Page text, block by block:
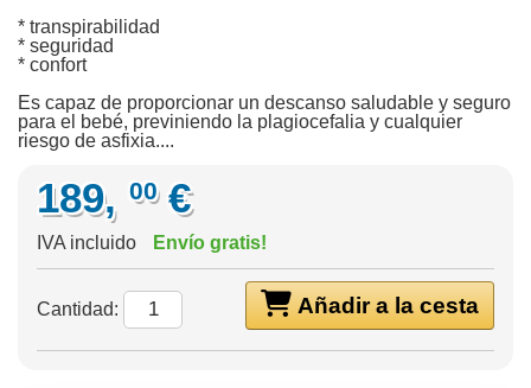
* transpirabilidad
* seguridad
* confort
Es capaz de proporcionar un descanso saludable y seguro
para el bebé, previniendo la plagiocefalia y cualquier
riesgo de asfixia....
189, 00 €
IVA incluido Envío gratis!
Añadir a la cesta
Cantidad: